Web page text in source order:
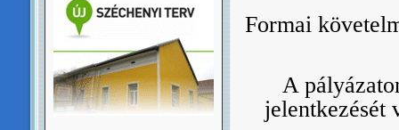
Formai
A
jelentkezését